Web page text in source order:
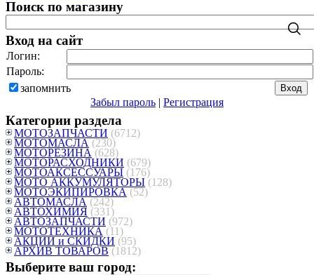
Поиск по магазину
Вход на сайт
Логин:
Пароль:
запомнить
Забыл пароль | Регистрация
Категории раздела
МОТОЗАПЧАСТИ (6712)
МОТОМАСЛА (230)
МОТОРЕЗИНА (628)
МОТОРАСХОДНИКИ (679)
МОТОАКСЕССУАРЫ (176)
МОТО АККУМУЛЯТОРЫ (128)
МОТОЭКИПИРОВКА (52)
АВТОМАСЛА (242)
АВТОХИМИЯ (331)
АВТОЗАПЧАСТИ (972)
МОТОТЕХНИКА (11)
АКЦИИ и СКИДКИ (95)
АРХИВ ТОВАРОВ (1812)
Выберите ваш город: